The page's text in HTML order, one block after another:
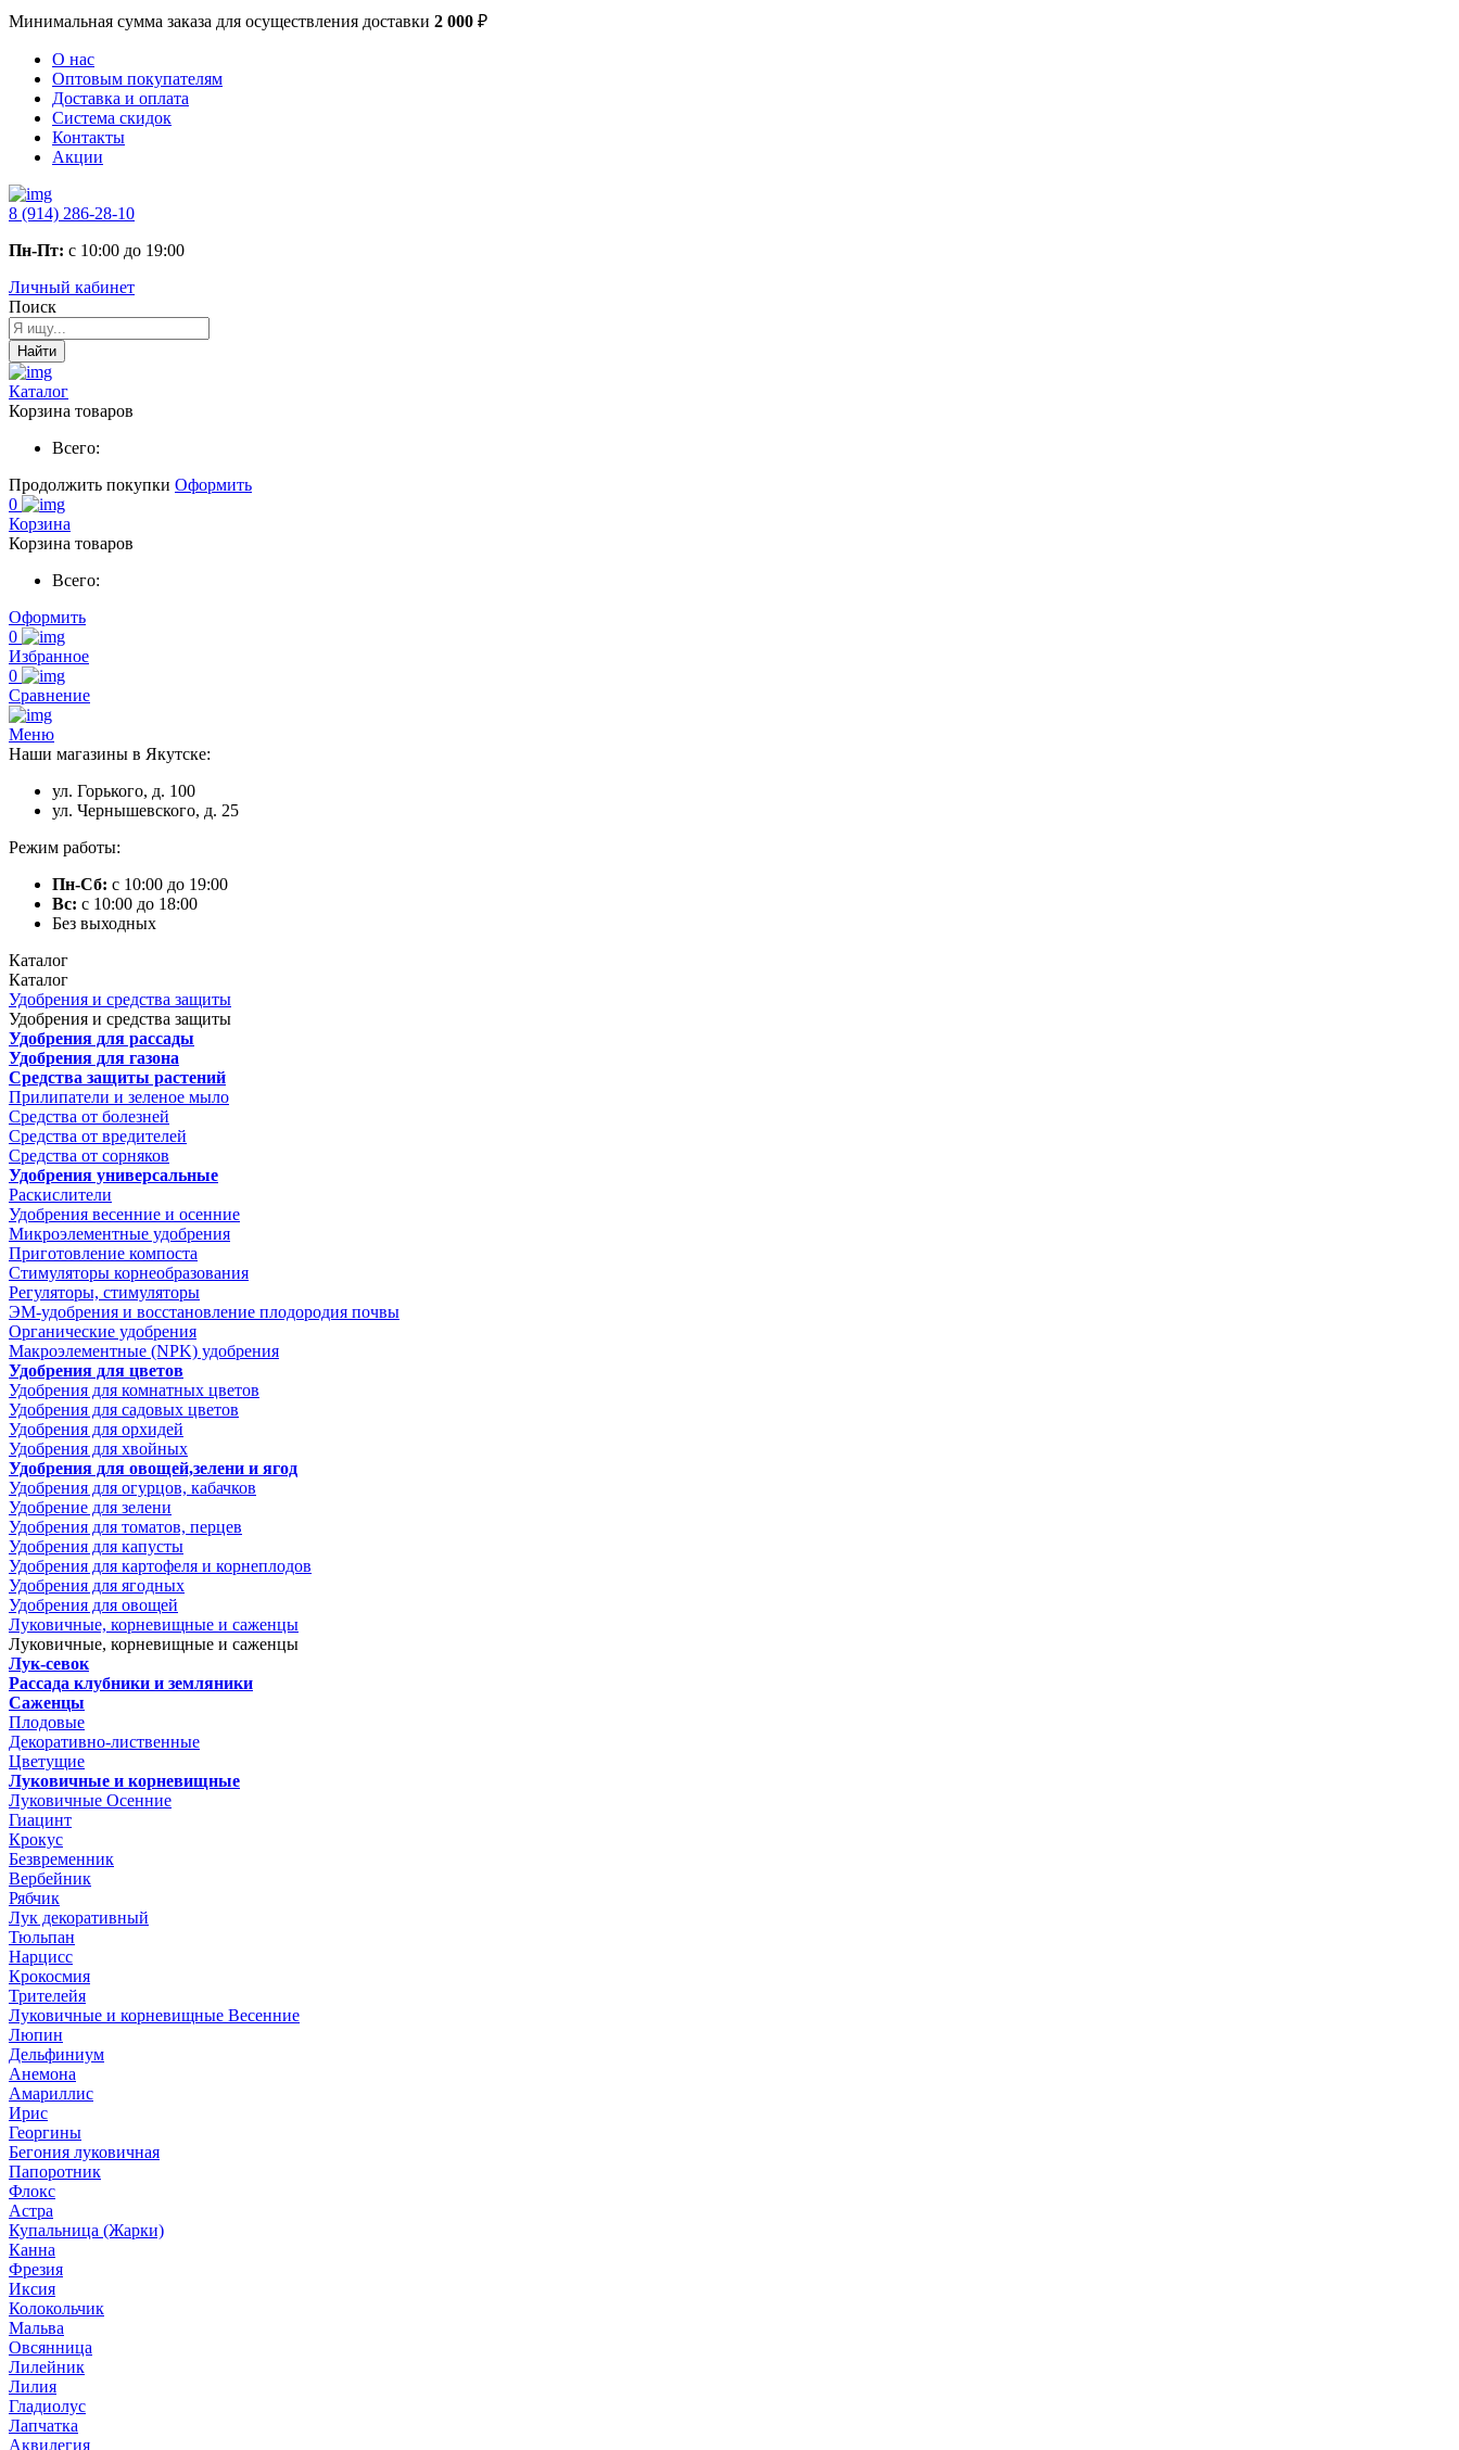
Минимальная сумма заказа для осуществления доставки 2 000 ₽
О нас
Оптовым покупателям
Доставка и оплата
Система скидок
Контакты
Акции
8 (914) 286-28-10
Пн-Пт: с 10:00 до 19:00
Личный кабинет
Поиск
Найти
Каталог
Корзина товаров
Всего:
Продолжить покупки Оформить
0
Корзина
Корзина товаров
Всего:
Оформить
0
Избранное
0
Сравнение
Меню
Наши магазины в Якутске:
ул. Горького, д. 100
ул. Чернышевского, д. 25
Режим работы:
Пн-Сб: с 10:00 до 19:00
Вс: с 10:00 до 18:00
Без выходных
Каталог
Каталог
Удобрения и средства защиты
Удобрения и средства защиты
Удобрения для рассады
Удобрения для газона
Средства защиты растений
Прилипатели и зеленое мыло
Средства от болезней
Средства от вредителей
Средства от сорняков
Удобрения универсальные
Раскислители
Удобрения весенние и осенние
Микроэлементные удобрения
Приготовление компоста
Стимуляторы корнеобразования
Регуляторы, стимуляторы
ЭМ-удобрения и восстановление плодородия почвы
Органические удобрения
Макроэлементные (NPK) удобрения
Удобрения для цветов
Удобрения для комнатных цветов
Удобрения для садовых цветов
Удобрения для орхидей
Удобрения для хвойных
Удобрения для овощей,зелени и ягод
Удобрения для огурцов, кабачков
Удобрение для зелени
Удобрения для томатов, перцев
Удобрения для капусты
Удобрения для картофеля и корнеплодов
Удобрения для ягодных
Удобрения для овощей
Луковичные, корневищные и саженцы
Луковичные, корневищные и саженцы
Лук-севок
Рассада клубники и земляники
Саженцы
Плодовые
Декоративно-лиственные
Цветущие
Луковичные и корневищные
Луковичные Осенние
Гиацинт
Крокус
Безвременник
Вербейник
Рябчик
Лук декоративный
Тюльпан
Нарцисс
Крокосмия
Трителейя
Луковичные и корневищные Весенние
Люпин
Дельфиниум
Анемона
Амариллис
Ирис
Георгины
Бегония луковичная
Папоротник
Флокс
Астра
Купальница (Жарки)
Канна
Фрезия
Иксия
Колокольчик
Мальва
Овсянница
Лилейник
Лилия
Гладиолус
Лапчатка
Аквилегия